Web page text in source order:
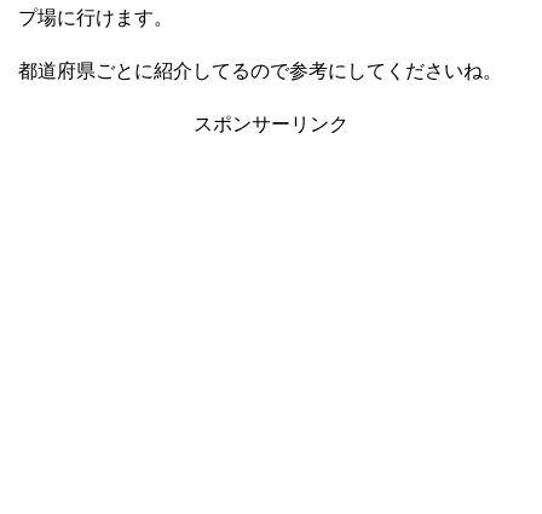
プ場に行けます。
都道府県ごとに紹介してるので参考にしてくださいね。
スポンサーリンク